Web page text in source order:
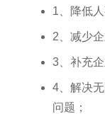
1、降低
2、减少
3、补充
4、解决
问题；